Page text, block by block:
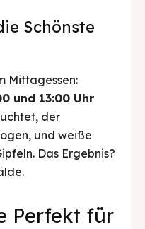
Schönste
Mittagessen:
und 13:00 Uhr
der
und weiße
Das Ergebnis?
Perfekt für